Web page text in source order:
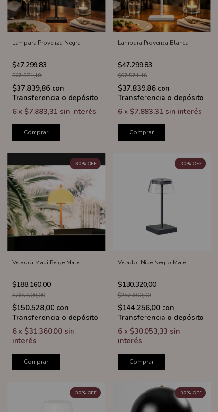
Lampara Provenza Negra
$47.299,83
$67.571,18
$37.839,86 con
Transferencia o depósito
6 x $7.883,31 sin interés
Comprar
Lampara Provenza Blanca
$47.299,83
$67.571,18
$37.839,86 con
Transferencia o depósito
6 x $7.883,31 sin interés
Comprar
Velador Maui Beige Mate
$188.160,00
-30% OFF
$268.800,00
$150.528,00 con
Transferencia o depósito
6 x $31.360,00 sin
interés
Comprar
Velador Niue Negro Mate
$180.320,00
-30% OFF
$257.600,00
$144.256,00 con
Transferencia o depósito
6 x $30.053,33 sin
interés
Comprar
-30% OFF -30% OFF